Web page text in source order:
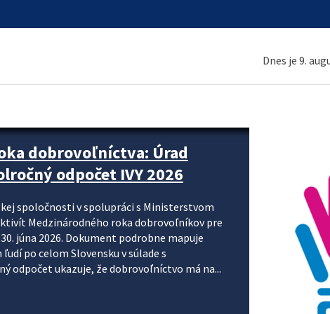
Dnes je 9.
krok za krokom
systému DPH a digitalizácie fakturačných
k tomu, aby sa elektronická faktúra stala
je priniesť jednoduchšie, rýchlejšie a
údajov, znížiť riziko chýb a podporiť
preto nepredstavuje...